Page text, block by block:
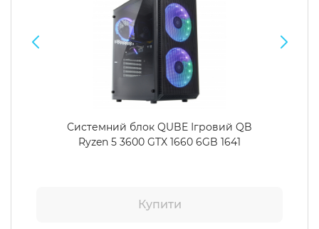
Системний блок QUBE Ігровий QB
Ryzen 5 3600 GTX 1660 6GB 1641
Купити